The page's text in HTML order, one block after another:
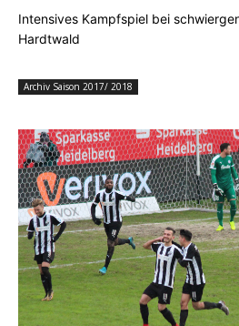
Intensives Kampfspiel bei
Hardtwald
Archiv Saison 2017/ 2018